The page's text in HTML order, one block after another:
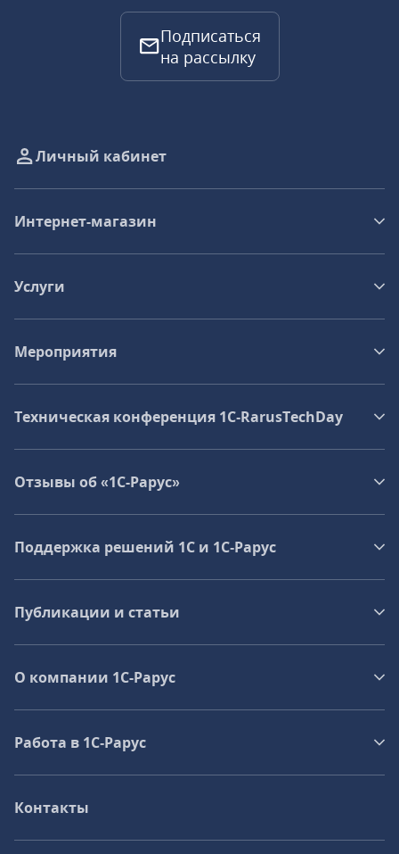
Подписаться
на рассылку
Личный кабинет
Интернет-магазин
Услуги
Мероприятия
Техническая конференция 1C‑RarusTechDay
Отзывы об «1С-Рарус»
Поддержка решений 1С и 1С‑Рарус
Публикации и статьи
О компании 1C-Рарус
Работа в 1С‑Рарус
Контакты